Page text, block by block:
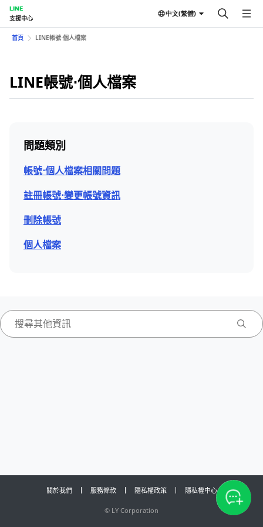
LINE
支援中心
中文(繁體)
首頁 LINE帳號⋅個人檔案
LINE帳號⋅個人檔案
問題類別
帳號⋅個人檔案相關問題
註冊帳號⋅變更帳號資訊
刪除帳號
個人檔案
關於我們 服務條款 隱私權政策 隱私權中心
© LY Corporation